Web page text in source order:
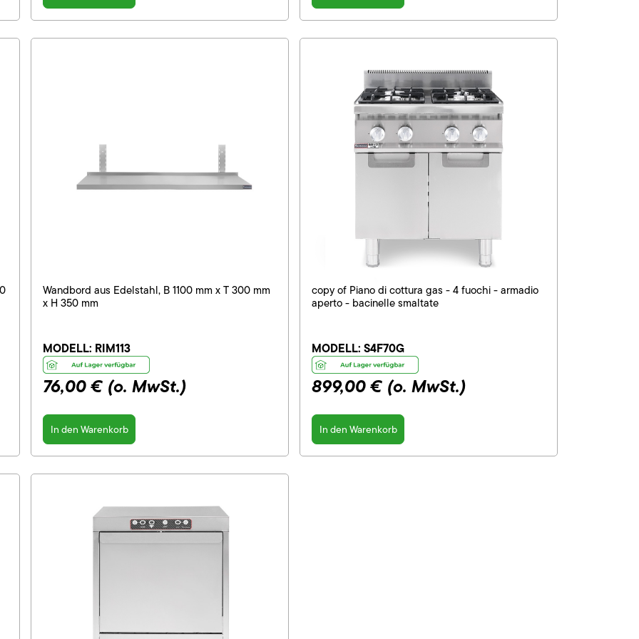
Wandbord aus Edelstahl, B 1100 mm x T 300 mm
x H 350 mm
MODELL: RIM113
76,00 € (o. MwSt.)
In den Warenkorb
copy of Piano di cottura gas - 4 fuochi - armadio
aperto - bacinelle smaltate
MODELL: S4F70G
899,00 € (o. MwSt.)
In den Warenkorb